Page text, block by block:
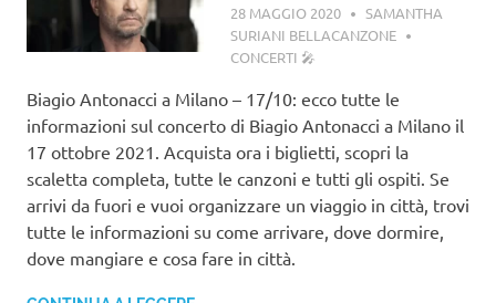
28 MAGGIO 2020
SAMANTHA
SURIANI BELLACANZONE
CONCERTI 🎤
Biagio Antonacci a Milano – 17/10: ecco tutte le
informazioni sul concerto di Biagio Antonacci a Milano il
17 ottobre 2021. Acquista ora i biglietti, scopri la
scaletta completa, tutte le canzoni e tutti gli ospiti. Se
arrivi da fuori e vuoi organizzare un viaggio in città, trovi
tutte le informazioni su come arrivare, dove dormire,
dove mangiare e cosa fare in città.